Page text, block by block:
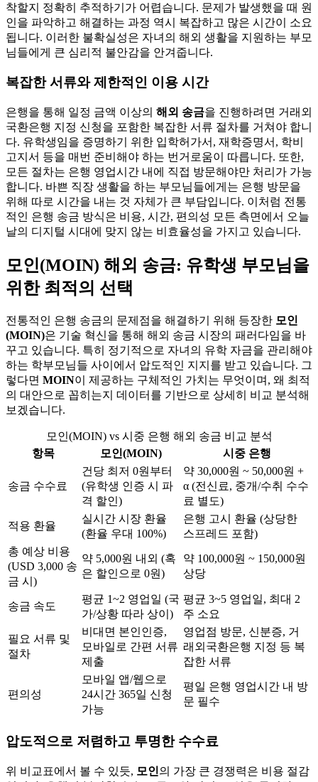
착할지 정확히 추적하기가 어렵습니다. 문제가 발생했을 때 원
인을 파악하고 해결하는 과정 역시 복잡하고 많은 시간이 소요
됩니다. 이러한 불확실성은 자녀의 해외 생활을 지원하는 부모
님들에게 큰 심리적 불안감을 안겨줍니다.
복잡한 서류와 제한적인 이용 시간
은행을 통해 일정 금액 이상의 해외 송금을 진행하려면 거래외
국환은행 지정 신청을 포함한 복잡한 서류 절차를 거쳐야 합니
다. 유학생임을 증명하기 위한 입학허가서, 재학증명서, 학비
고지서 등을 매번 준비해야 하는 번거로움이 따릅니다. 또한,
모든 절차는 은행 영업시간 내에 직접 방문해야만 처리가 가능
합니다. 바쁜 직장 생활을 하는 부모님들에게는 은행 방문을
위해 따로 시간을 내는 것 자체가 큰 부담입니다. 이처럼 전통
적인 은행 송금 방식은 비용, 시간, 편의성 모든 측면에서 오늘
날의 디지털 시대에 맞지 않는 비효율성을 가지고 있습니다.
모인(MOIN) 해외 송금: 유학생 부모님을
위한 최적의 선택
전통적인 은행 송금의 문제점을 해결하기 위해 등장한 모인
(MOIN)은 기술 혁신을 통해 해외 송금 시장의 패러다임을 바
꾸고 있습니다. 특히 정기적으로 자녀의 유학 자금을 관리해야
하는 학부모님들 사이에서 압도적인 지지를 받고 있습니다. 그
렇다면 MOIN이 제공하는 구체적인 가치는 무엇이며, 왜 최적
의 대안으로 꼽히는지 데이터를 기반으로 상세히 비교 분석해
보겠습니다.
모인(MOIN) vs 시중 은행 해외 송금 비교 분석
항목
모인(MOIN) 시중 은행
송금 수수료
건당 최저 0원부터
(유학생 인증 시 파
격 할인)
약 30,000원 ~ 50,000원 +
α (전신료, 중개/수취 수수
료 별도)
적용 환율
실시간 시장 환율
(환율 우대 100%)
은행 고시 환율 (상당한
스프레드 포함)
총 예상 비용
(USD 3,000 송
금 시)
약 5,000원 내외 (혹
은 할인으로 0원)
약 100,000원 ~ 150,000원
상당
송금 속도
평균 1~2 영업일 (국
가/상황 따라 상이)
평균 3~5 영업일, 최대 2
주 소요
필요 서류 및
절차
비대면 본인인증,
모바일로 간편 서류
제출
영업점 방문, 신분증, 거
래외국환은행 지정 등 복
잡한 서류
편의성
모바일 앱/웹으로
24시간 365일 신청
가능
평일 은행 영업시간 내 방
문 필수
압도적으로 저렴하고 투명한 수수료
위 비교표에서 볼 수 있듯, 모인의 가장 큰 경쟁력은 비용 절감